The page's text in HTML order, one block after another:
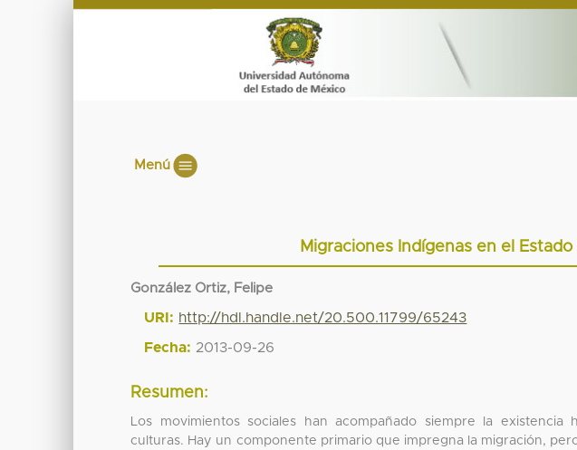
Menú
Migraciones Indígenas en el
González Ortiz, Felipe
URI: http://hdl.handle.net/20.500.11799/65243
Fecha: 2013-09-26
Resumen:
Los movimientos sociales han acompañado siempre la
culturas. Hay un componente primario que impregna la migración,